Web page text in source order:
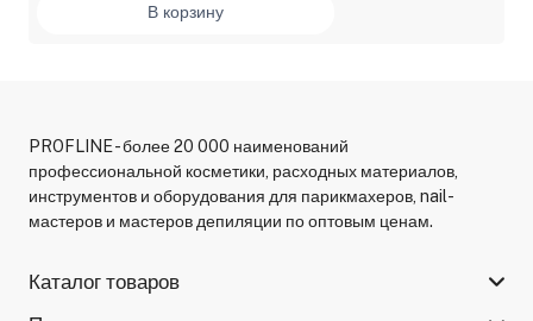
В корзину
PROFLINE - более 20 000 наименований
профессиональной косметики, расходных материалов,
инструментов и оборудования для парикмахеров, nail-
мастеров и мастеров депиляции по оптовым ценам.
Каталог товаров